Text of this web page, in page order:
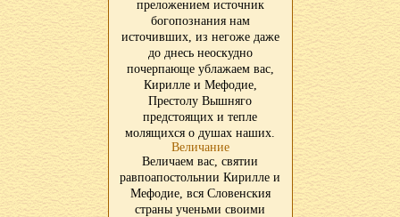
преложением источник
богопознания нам
источивших, из негоже даже
до днесь неоскудно
почерпающе ублажаем вас,
Кирилле и Мефодие,
Престолу Вышняго
предстоящих и тепле
молящихся о душах наших.
Величание
Величаем вас, святии
равпоапостольнии Кирилле и
Мефодие, вся Словенския
страны ученьми своими